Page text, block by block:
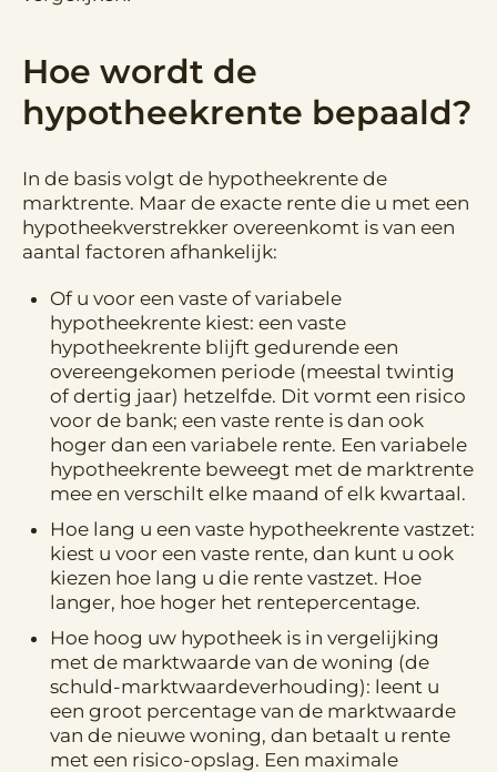
Hoe wordt de
hypotheekrente bepaald?
In de basis volgt de hypotheekrente de
marktrente. Maar de exacte rente die u met een
hypotheekverstrekker overeenkomt is van een
aantal factoren afhankelijk:
Of u voor een vaste of variabele
hypotheekrente kiest: een vaste
hypotheekrente blijft gedurende een
overeengekomen periode (meestal twintig
of dertig jaar) hetzelfde. Dit vormt een risico
voor de bank; een vaste rente is dan ook
hoger dan een variabele rente. Een variabele
hypotheekrente beweegt met de marktrente
mee en verschilt elke maand of elk kwartaal.
Hoe lang u een vaste hypotheekrente vastzet:
kiest u voor een vaste rente, dan kunt u ook
kiezen hoe lang u die rente vastzet. Hoe
langer, hoe hoger het rentepercentage.
Hoe hoog uw hypotheek is in vergelijking
met de marktwaarde van de woning (de
schuld-marktwaardeverhouding): leent u
een groot percentage van de marktwaarde
van de nieuwe woning, dan betaalt u rente
met een risico-opslag. Een maximale